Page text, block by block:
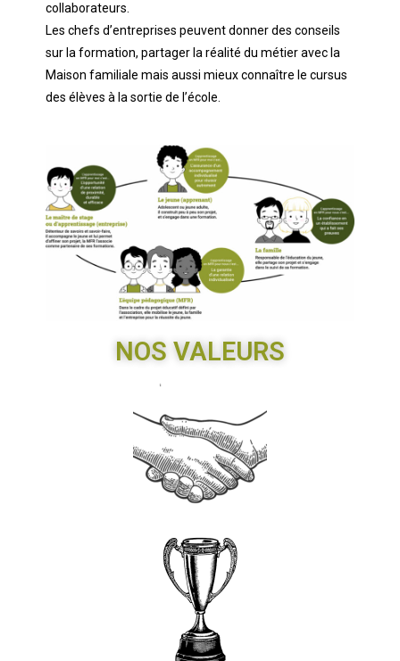
collaborateurs.
Les chefs d’entreprises peuvent donner des conseils
sur la formation, partager la réalité du métier avec la
Maison familiale mais aussi mieux connaître le cursus
des élèves à la sortie de l’école.
NOS VALEURS